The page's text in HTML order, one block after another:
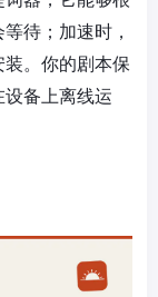
待；加速时，
。你的剧本保
备上离线运